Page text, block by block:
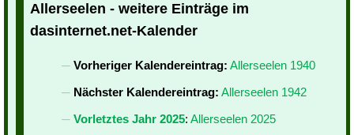
Allerseelen - weitere Einträge im
dasinternet.net-Kalender
Vorheriger Kalendereintrag: Allerseelen 1940
Nächster Kalendereintrag: Allerseelen 1942
Vorletztes Jahr 2025: Allerseelen 2025